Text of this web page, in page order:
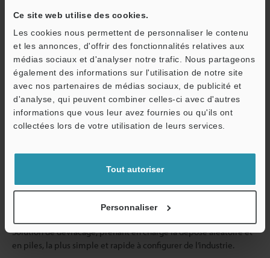
Ce site web utilise des cookies.
Les cookies nous permettent de personnaliser le contenu
et les annonces, d'offrir des fonctionnalités relatives aux
médias sociaux et d'analyser notre trafic. Nous partageons
également des informations sur l'utilisation de notre site
avec nos partenaires de médias sociaux, de publicité et
d'analyse, qui peuvent combiner celles-ci avec d'autres
informations que vous leur avez fournies ou qu'ils ont
collectées lors de votre utilisation de leurs services.
Tout autoriser
Personnaliser
2D couleur haute-fidélité, permettant un contrôle simultané des
caractéristiques 2D.
Catalogues Prix
Voir les détails
Solution de dévracage, prenant en charge la dépose aléatoire et
en piles, la plus simple et rapide à configurer de l’industrie.